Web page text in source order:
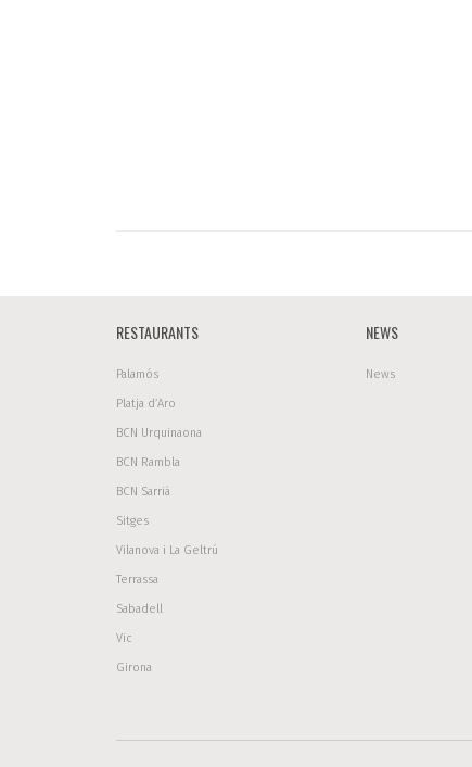
RESTAURANTS
Palamós
Platja d’Aro
BCN Urquinaona
BCN Rambla
BCN Sarrià
Sitges
Vilanova i La Geltrú
Terrassa
Sabadell
Vic
Girona
NEWS
News